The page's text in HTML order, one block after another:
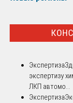
Экспертиза
экспертизу
ЛКП автомо...
Экспертиза